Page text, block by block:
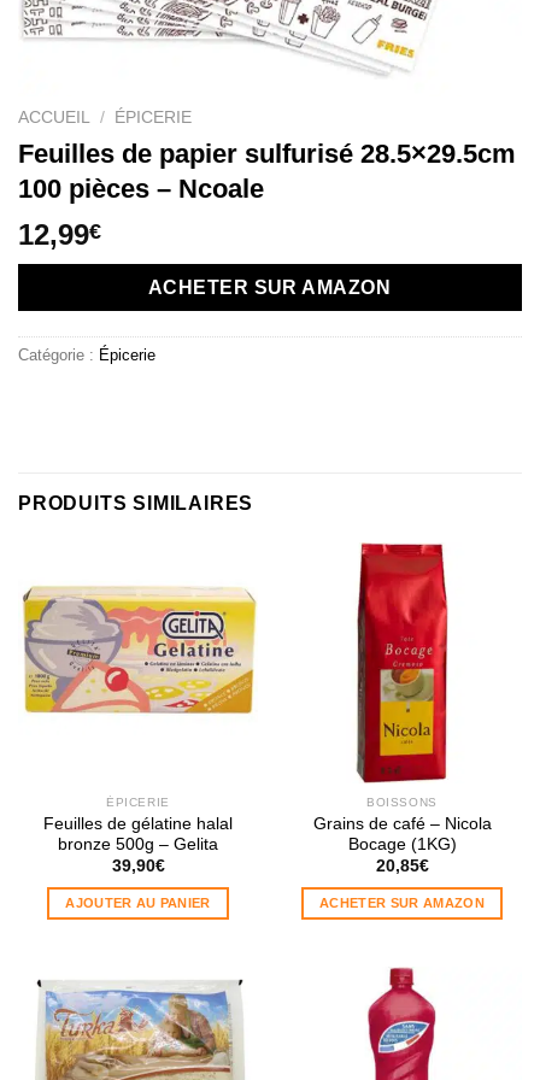
ACCUEIL / ÉPICERIE
Feuilles de papier sulfurisé 28.5×29.5cm
100 pièces – Ncoale
12,99€
ACHETER SUR AMAZON
Catégorie : Épicerie
PRODUITS SIMILAIRES
ÉPICERIE
Feuilles de gélatine halal
bronze 500g – Gelita
39,90€
AJOUTER AU PANIER
BOISSONS
Grains de café – Nicola
Bocage (1KG)
20,85€
ACHETER SUR AMAZON